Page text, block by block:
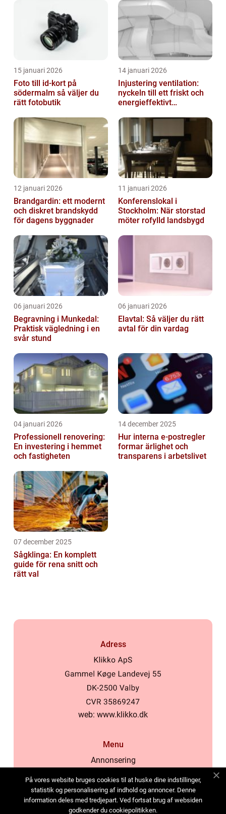
15 januari 2026
Foto till id-kort på
södermalm så väljer du
rätt fotobutik
14 januari 2026
Injustering ventilation:
nyckeln till ett friskt och
energieffektivt
12 januari 2026
Brandgardin: ett modernt
och diskret brandskydd
för dagens byggnader
11 januari 2026
Konferenslokal i
Stockholm: När storstad
möter rofylld landsbygd
06 januari 2026
Begravning i Munkedal:
Praktisk vägledning i en
svår stund
06 januari 2026
Elavtal: Så väljer du rätt
avtal för din vardag
04 januari 2026
Professionell renovering:
En investering i hemmet
och fastigheten
14 december 2025
Hur interna e-postregler
formar ärlighet och
transparens i arbetslivet
07 december 2025
Sågklinga: En komplett
guide för rena snitt och
rätt val
Adress
web: www.klikko.dk
Menu
Annonsering
Cookies
Kontakta oss
På vores website bruges cookies til at huske dine indstillinger,
statistik og personalisering af indhold og annoncer. Denne
information deles med tredjepart. Ved fortsat brug af websiden
godkender du cookiepolitikken.